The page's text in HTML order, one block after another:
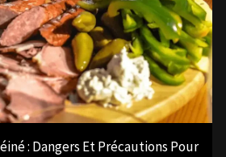
: Dangers Et Précautions Pour